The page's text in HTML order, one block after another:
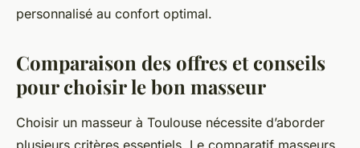
personnalisé au confort optimal.
Comparaison des offres et conseils
pour choisir le bon masseur
Choisir un masseur à Toulouse nécessite d’aborder